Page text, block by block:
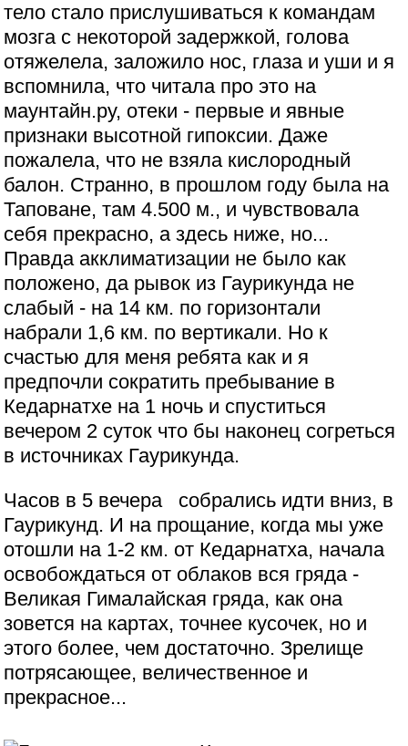
тело стало прислушиваться к командам
мозга с некоторой задержкой, голова
отяжелела, заложило нос, глаза и уши и я
вспомнила, что читала про это на
маунтайн.ру, отеки - первые и явные
признаки высотной гипоксии. Даже
пожалела, что не взяла кислородный
балон. Странно, в прошлом году была на
Таповане, там 4.500 м., и чувствовала
себя прекрасно, а здесь ниже, но...
Правда акклиматизации не было как
положено, да рывок из Гаурикунда не
слабый - на 14 км. по горизонтали
набрали 1,6 км. по вертикали. Но к
счастью для меня ребята как и я
предпочли сократить пребывание в
Кедарнатхе на 1 ночь и спуститься
вечером 2 суток что бы наконец согреться
в источниках Гаурикунда.
Часов в 5 вечера собрались идти вниз, в
Гаурикунд. И на прощание, когда мы уже
отошли на 1-2 км. от Кедарнатха, начала
освобождаться от облаков вся гряда -
Великая Гималайская гряда, как она
зовется на картах, точнее кусочек, но и
этого более, чем достаточно. Зрелище
потрясающее, величественное и
прекрасное...